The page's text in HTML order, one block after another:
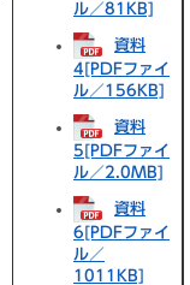
ル／81KB]
資料
4[PDFファイ
ル／156KB]
資料
5[PDFファイ
ル／2.0MB]
資料
6[PDFファイ
ル／
1011KB]